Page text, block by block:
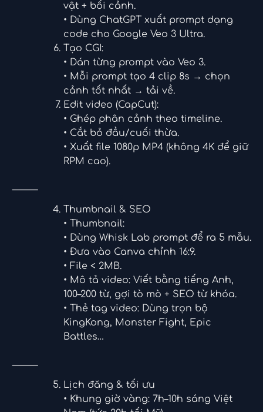
vật + bối cảnh.
• Dùng ChatGPT xuất prompt dạng
code cho Google Veo 3 Ultra.
Tạo CGI:
• Dán từng prompt vào Veo 3.
• Mỗi prompt tạo 4 clip 8s → chọn
cảnh tốt nhất → tải về.
Edit video (CapCut):
• Ghép phân cảnh theo timeline.
• Cắt bỏ đầu/cuối thừa.
• Xuất file 1080p MP4 (không 4K để giữ
RPM cao).
⸻
Thumbnail & SEO
• Thumbnail:
• Dùng Whisk Lab prompt để ra 5 mẫu.
• Đưa vào Canva chỉnh 16:9.
• File < 2MB.
• Mô tả video: Viết bằng tiếng Anh,
100–200 từ, gợi tò mò + SEO từ khóa.
• Thẻ tag video: Dùng trọn bộ
KingKong, Monster Fight, Epic
Battles…
⸻
Lịch đăng & tối ưu
• Khung giờ vàng: 7h–10h sáng Việt